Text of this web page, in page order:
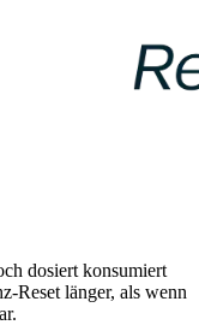
dosiert konsumiert
Reset länger, als wenn